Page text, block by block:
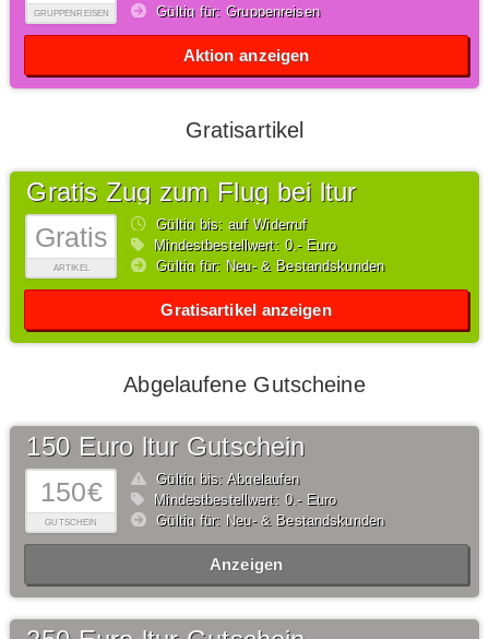
GRUPPENREISEN
Gültig für: Gruppenreisen
Aktion anzeigen
Gratisartikel
Gratis
ARTIKEL
Gratis Zug zum Flug bei ltur
Gültig bis: auf Widerruf
Mindestbestellwert: 0,- Euro
Gültig für: Neu- & Bestandskunden
Gratisartikel anzeigen
Abgelaufene Gutscheine
150€
GUTSCHEIN
150 Euro ltur Gutschein
Gültig bis: Abgelaufen
Mindestbestellwert: 0,- Euro
Gültig für: Neu- & Bestandskunden
Anzeigen